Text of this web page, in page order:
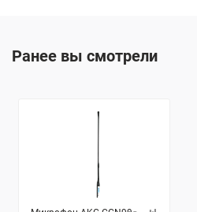
Ранее вы смотрели